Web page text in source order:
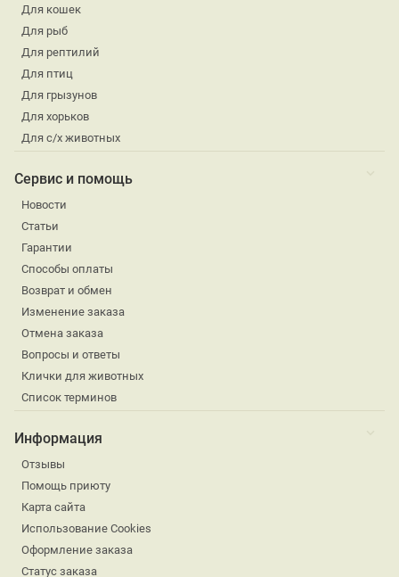
Для кошек
Для рыб
Для рептилий
Для птиц
Для грызунов
Для хорьков
Для с/х животных
Сервис и помощь
Новости
Статьи
Гарантии
Способы оплаты
Возврат и обмен
Изменение заказа
Отмена заказа
Вопросы и ответы
Клички для животных
Список терминов
Информация
Отзывы
Помощь приюту
Карта сайта
Использование Cookies
Оформление заказа
Статус заказа